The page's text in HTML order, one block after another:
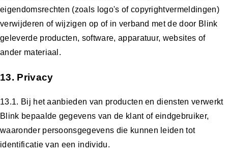
eigendomsrechten (zoals logo's of copyrightvermeldingen)
verwijderen of wijzigen op of in verband met de door Blink
geleverde producten, software, apparatuur, websites of
ander materiaal.
13. Privacy
13.1. Bij het aanbieden van producten en diensten verwerkt
Blink bepaalde gegevens van de klant of eindgebruiker,
waaronder persoonsgegevens die kunnen leiden tot
identificatie van een individu.